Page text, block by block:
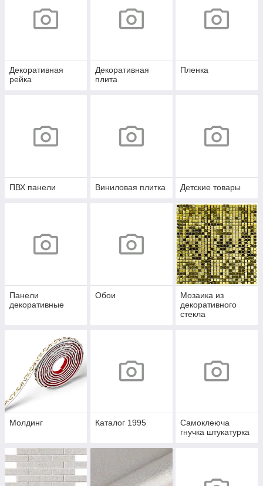
Декоративная
рейка
Декоративная
плита
Пленка
ПВХ панели Виниловая плитка Детские товары
Панели
декоративные
Обои
Мозаика из
декоративного
стекла
Молдинг Каталог 1995
Самоклеюча
гнучка штукатурка